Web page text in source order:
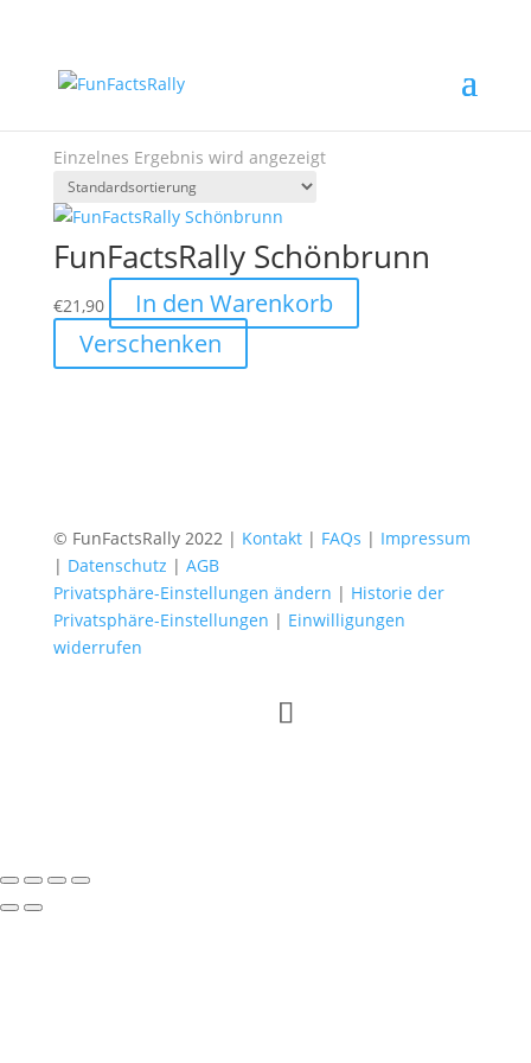
Start/ Produkte verschlagwortet mit „Schönbrunn“
Einzelnes Ergebnis wird angezeigt
FunFactsRally Schönbrunn
€21,90
In den Warenkorb
Verschenken
© FunFactsRally 2022 | Kontakt | FAQs | Impressum
| Datenschutz | AGB
Privatsphäre-Einstellungen ändern | Historie der
Privatsphäre-Einstellungen | Einwilligungen
widerrufen